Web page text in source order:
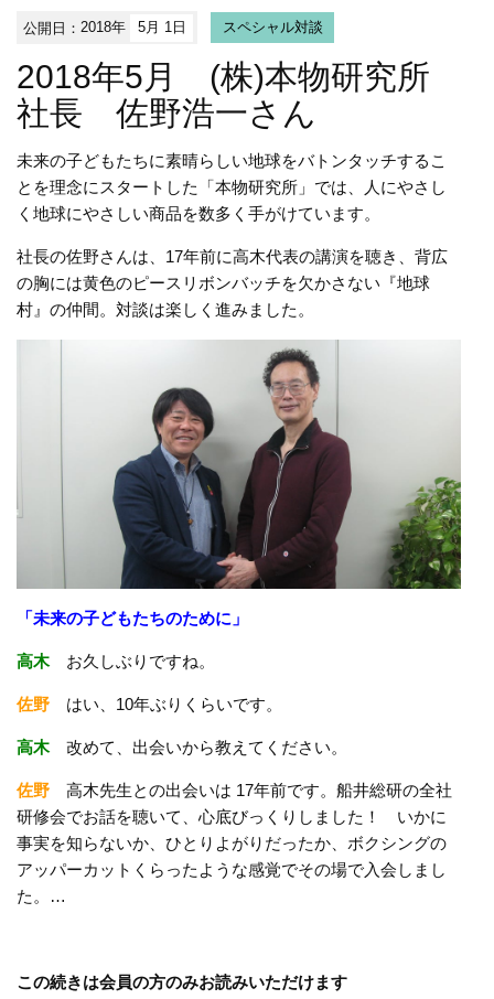
公開日：2018年 5月 1日 スペシャル対談
2018年5月 (株)本物研究所
社長 佐野浩一さん
未来の子どもたちに素晴らしい地球をバトンタッチするこ
とを理念にスタートした「本物研究所」では、人にやさし
く地球にやさしい商品を数多く手がけています。
社長の佐野さんは、17年前に高木代表の講演を聴き、背広
の胸には黄色のピースリボンバッチを欠かさない『地球
村』の仲間。対談は楽しく進みました。
「未来の子どもたちのために」
高木お久しぶりですね。
佐野 はい、10年ぶりくらいです。
高木改めて、出会いから教えてください。
佐野 高木先生との出会いは 17年前です。船井総研の全社
研修会でお話を聴いて、心底びっくりしました！ いかに
事実を知らないか、ひとりよがりだったか、ボクシングの
アッパーカットくらったような感覚でその場で入会しまし
た。…
この続きは会員の方のみお読みいただけます